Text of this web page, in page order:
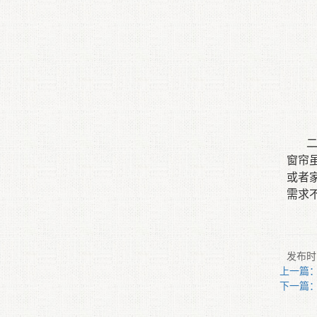
窗帘
或者
需求
发布
上一篇
下一篇